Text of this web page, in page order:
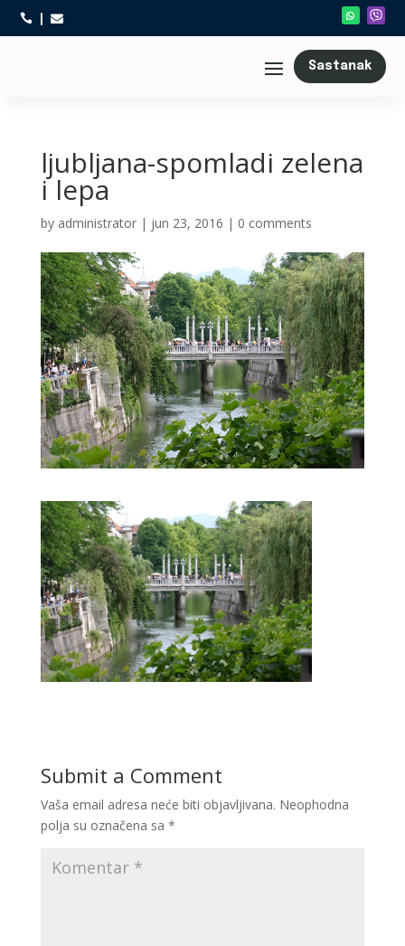
 
Sastanak
ljubljana-spomladi zelena
i lepa
by administrator| jun 23, 2016 | 0 comments
Submit a Comment
Vaša email adresa neće biti objavljivana. Neophodna
polja su označena sa *